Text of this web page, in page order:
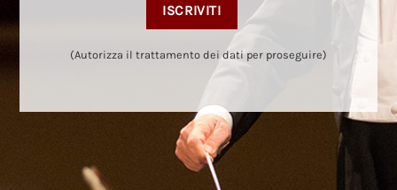
(Autorizza il trattamento dei dati per proseguire)